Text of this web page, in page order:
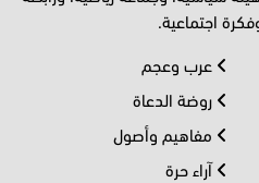
اجتماعية.
عرب وعجم
روضة الدعاة
مفاهيم وأصول
آراء حرة